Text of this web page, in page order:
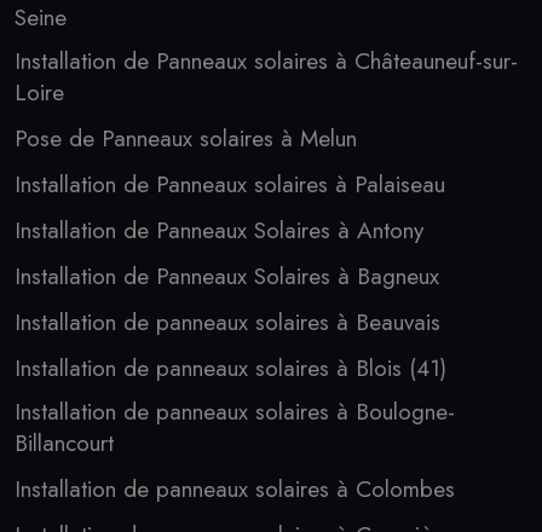
Seine
Installation de Panneaux solaires à Châteauneuf-sur-
Loire
Pose de Panneaux solaires à Melun
Installation de Panneaux solaires à Palaiseau
Installation de Panneaux Solaires à Antony
Installation de Panneaux Solaires à Bagneux
Installation de panneaux solaires à Beauvais
Installation de panneaux solaires à Blois (41)
Installation de panneaux solaires à Boulogne-
Billancourt
Installation de panneaux solaires à Colombes